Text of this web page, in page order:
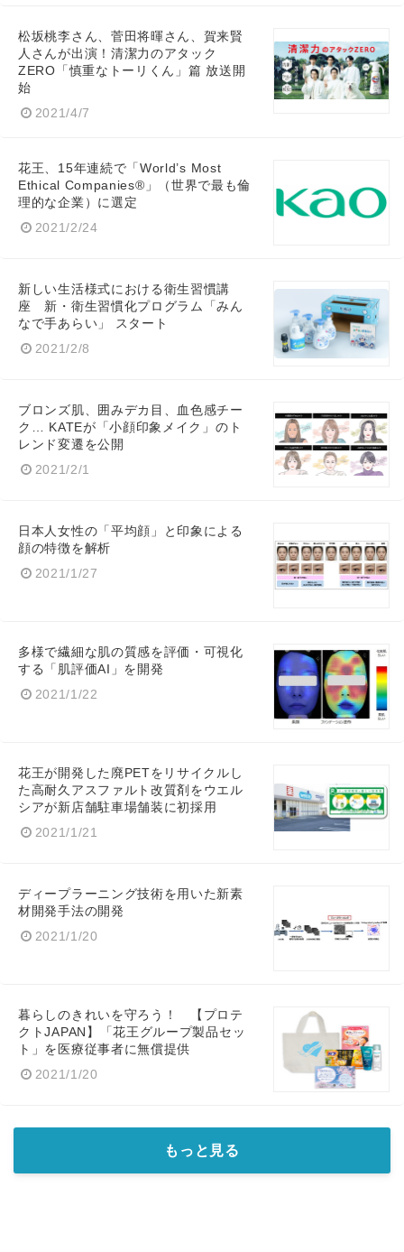
松坂桃李さん、菅田将暉さん、賀来賢
人さんが出演！清潔力のアタック
ZERO「慎重なトーリくん」篇 放送開
始
2021/4/7
花王、15年連続で「World’s Most
Ethical Companies®」（世界で最も倫
理的な企業）に選定
2021/2/24
新しい生活様式における衛生習慣講
座 新・衛生習慣化プログラム「みん
なで手あらい」 スタート
2021/2/8
ブロンズ肌、囲みデカ目、血色感チー
ク… KATEが「小顔印象メイク」のト
レンド変遷を公開
2021/2/1
日本人女性の「平均顔」と印象による
顔の特徴を解析
2021/1/27
多様で繊細な肌の質感を評価・可視化
する「肌評価AI」を開発
2021/1/22
花王が開発した廃PETをリサイクルし
た高耐久アスファルト改質剤をウエル
シアが新店舗駐車場舗装に初採用
2021/1/21
ディープラーニング技術を用いた新素
材開発手法の開発
2021/1/20
暮らしのきれいを守ろう！ 【プロテ
クトJAPAN】「花王グループ製品セッ
ト」を医療従事者に無償提供
2021/1/20
もっと見る